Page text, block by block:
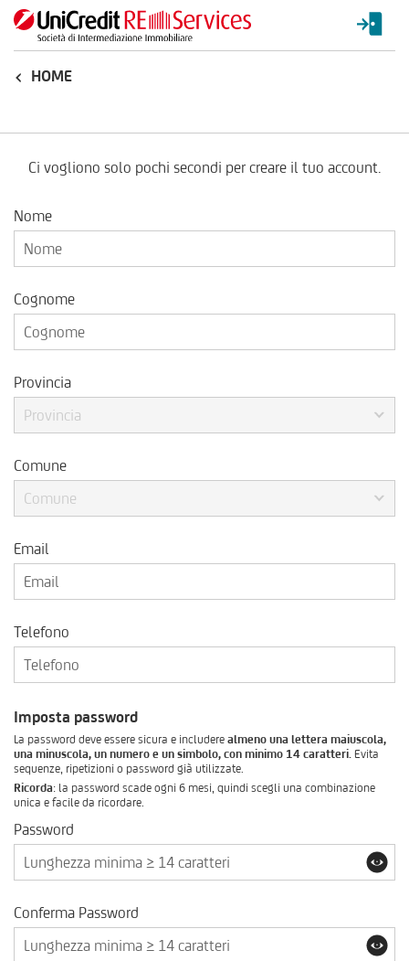
HOME
Ci vogliono solo pochi secondi per creare il tuo account.
Tutti i campi sono obbligatori
Nome
Cognome
Provincia
Provincia
Comune
Comune
Email
Telefono
Imposta password
La password deve essere sicura e includere almeno una lettera maiuscola,
una minuscola, un numero e un simbolo, con minimo 14 caratteri. Evita
sequenze, ripetizioni o password già utilizzate.
Ricorda: la password scade ogni 6 mesi, quindi scegli una combinazione
unica e facile da ricordare.
Password
Conferma Password